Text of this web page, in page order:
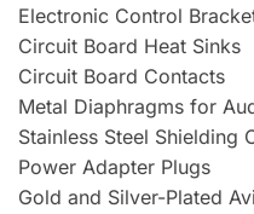
Electronic Control
Circuit Board Heat Sinks
Circuit Board Contacts
Metal Diaphragms for
Stainless Steel Shielding
Power Adapter Plugs
Gold and Silver-Plated